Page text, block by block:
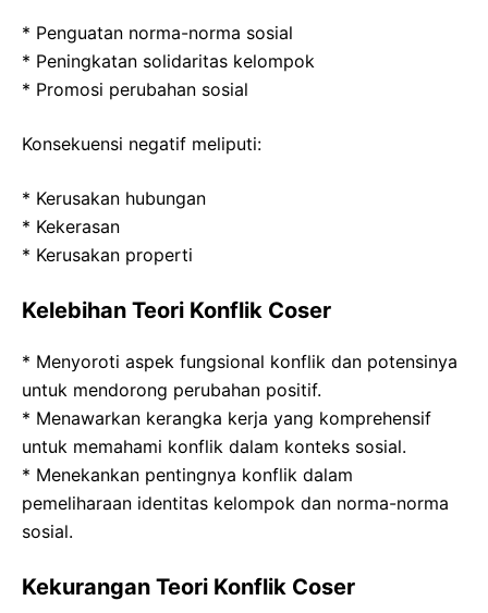
* Penguatan norma-norma sosial
* Peningkatan solidaritas kelompok
* Promosi perubahan sosial
Konsekuensi negatif meliputi:
* Kerusakan hubungan
* Kekerasan
* Kerusakan properti
Kelebihan Teori Konflik Coser
* Menyoroti aspek fungsional konflik dan potensinya
untuk mendorong perubahan positif.
* Menawarkan kerangka kerja yang komprehensif
untuk memahami konflik dalam konteks sosial.
* Menekankan pentingnya konflik dalam
pemeliharaan identitas kelompok dan norma-norma
sosial.
Kekurangan Teori Konflik Coser